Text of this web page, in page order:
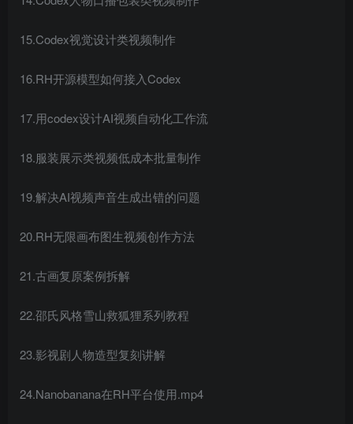
15.Codex视觉设计类视频制作
16.RH开源模型如何接入Codex
17.用codex设计AI视频自动化工作流
18.服装展示类视频低成本批量制作
19.解决AI视频声音生成出错的问题
20.RH无限画布图生视频创作方法
21.古画复原案例拆解
22.邵氏风格雪山救狐狸系列教程
23.影视剧人物造型复刻讲解
24.Nanobanana在RH平台使用.mp4